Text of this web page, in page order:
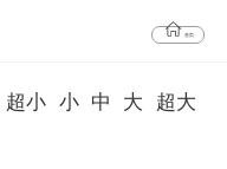
首页
超小 小 中 大 超大